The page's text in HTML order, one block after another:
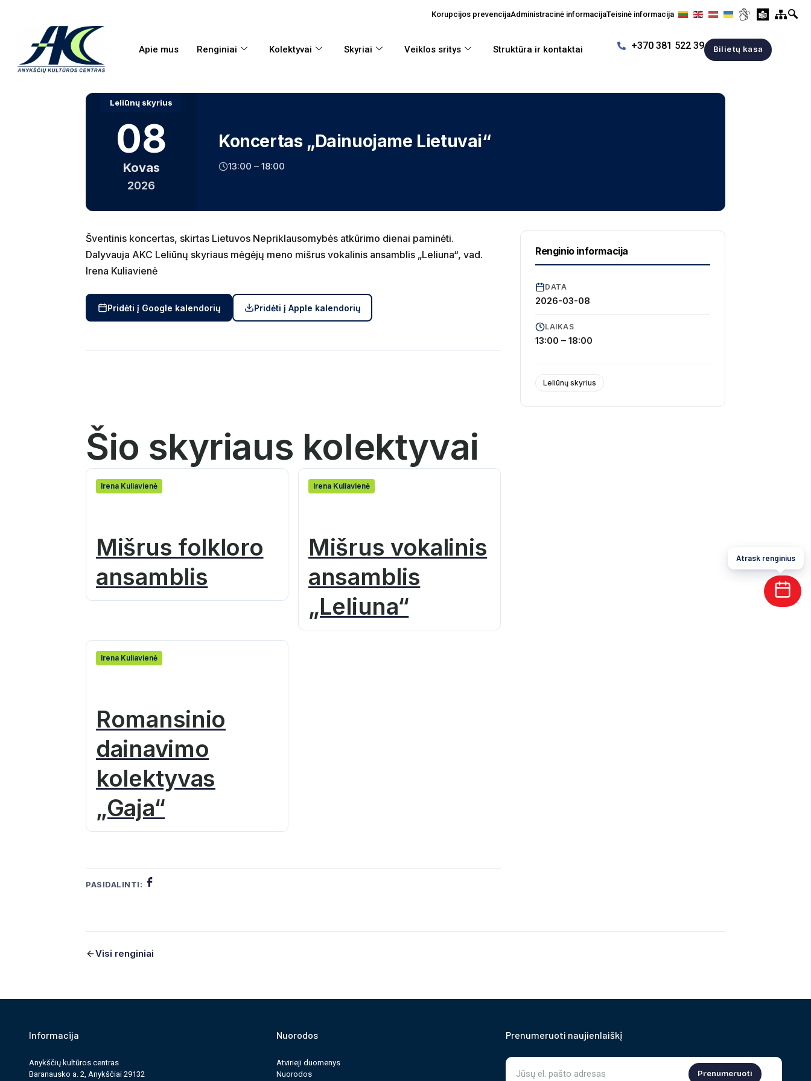
Korupcijos prevencijaAdministracinė informacijaTeisinė informacija
Apie mus Renginiai Kolektyvai Skyriai Veiklos sritys Struktūra ir kontaktai +370 381 522 39 Bilietų kasa
Leliūnų skyrius
08
Kovas
2026
Koncertas „Dainuojame Lietuvai“
13:00 – 18:00
Šventinis koncertas, skirtas Lietuvos Nepriklausomybės atkūrimo dienai paminėti.
Dalyvauja AKC Leliūnų skyriaus mėgėjų meno mišrus vokalinis ansamblis „Leliuna“, vad.
Irena Kuliavienė
Pridėti į Google kalendorių Pridėti į Apple kalendorių
Šio skyriaus kolektyvai
Irena Kuliavienė
Mišrus folkloro
ansamblis
Irena Kuliavienė
Mišrus vokalinis
ansamblis
„Leliuna“
Irena Kuliavienė
Romansinio
dainavimo
kolektyvas
„Gaja“
PASIDALINTI:
Renginio informacija
DATA
2026-03-08
LAIKAS
13:00 – 18:00
Leliūnų skyrius
Visi renginiai
Informacija
Anykščių kultūros cen­tras
Baranausko a. 2, Anykščiai 29132
Nuorodos
Atvirieji duomenys
Nuorodos
Prenumeruoti naujienlaiškį
Prenumeruoti
Atrask renginius